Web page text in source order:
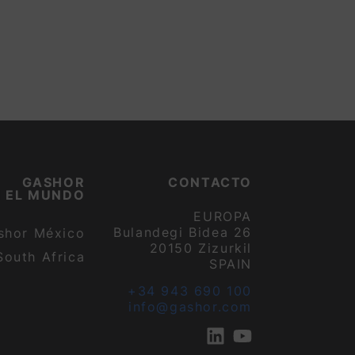
GASHOR
EL MUNDO
México
Africa
CONTACTO
EUROPA
Bulandegi Bidea 26
20150 Zizurkil
SPAIN
+34 943 690 100
info@gashor.com